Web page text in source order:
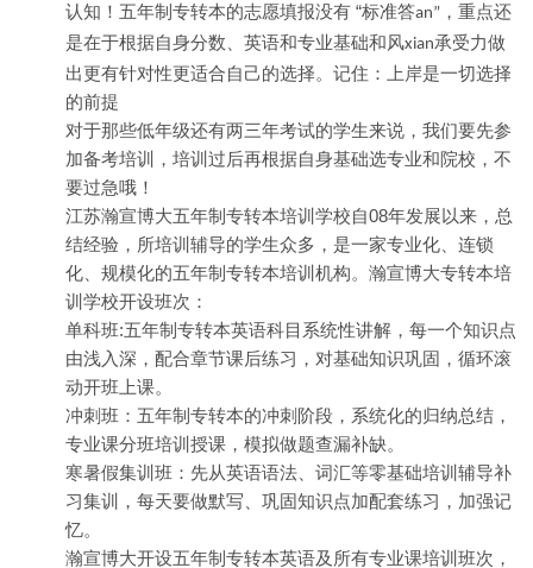
认知！五年制专转本的志愿填报没有 “标准答an” ，重点还
是在于根据自身分数、英语和专业基础和风xian承受力做
出更有针对性更适合自己的选择。记住：上岸是一切选择
的前提
对于那些低年级还有两三年考试的学生来说，我们要先参
加备考培训，培训过后再根据自身基础选专业和院校，不
要过急哦！
江苏瀚宣博大五年制专转本培训学校自08年发展以来，总
结经验，所培训辅导的学生众多，是一家专业化、连锁
化、规模化的五年制专转本培训机构。瀚宣博大专转本培
训学校开设班次：
单科班:五年制专转本英语科目系统性讲解，每一个知识点
由浅入深，配合章节课后练习，对基础知识巩固，循环滚
动开班上课。
冲刺班：五年制专转本的冲刺阶段，系统化的归纳总结，
专业课分班培训授课，模拟做题查漏补缺。
寒暑假集训班：先从英语语法、词汇等零基础培训辅导补
习集训，每天要做默写、巩固知识点加配套练习，加强记
忆。
瀚宣博大开设五年制专转本英语及所有专业课培训班次，